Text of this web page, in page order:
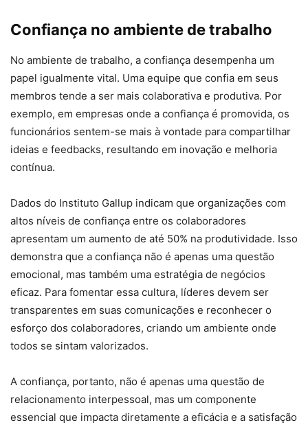
Confiança no ambiente de trabalho
No ambiente de trabalho, a confiança desempenha um
papel igualmente vital. Uma equipe que confia em seus
membros tende a ser mais colaborativa e produtiva. Por
exemplo, em empresas onde a confiança é promovida, os
funcionários sentem-se mais à vontade para compartilhar
ideias e feedbacks, resultando em inovação e melhoria
contínua.
Dados do Instituto Gallup indicam que organizações com
altos níveis de confiança entre os colaboradores
apresentam um aumento de até 50% na produtividade. Isso
demonstra que a confiança não é apenas uma questão
emocional, mas também uma estratégia de negócios
eficaz. Para fomentar essa cultura, líderes devem ser
transparentes em suas comunicações e reconhecer o
esforço dos colaboradores, criando um ambiente onde
todos se sintam valorizados.
A confiança, portanto, não é apenas uma questão de
relacionamento interpessoal, mas um componente
essencial que impacta diretamente a eficácia e a satisfação